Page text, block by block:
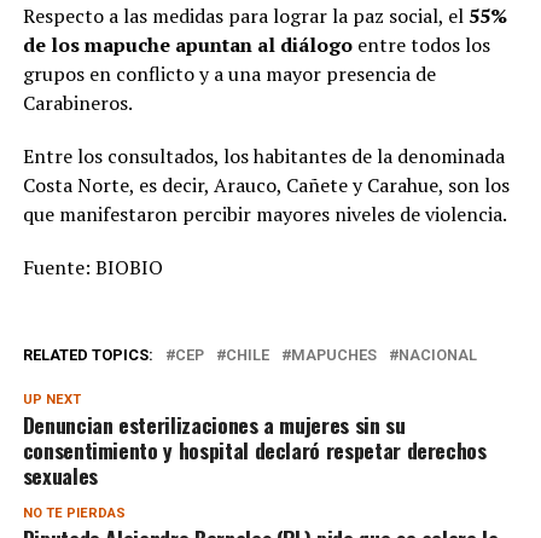
Respecto a las medidas para lograr la paz social, el 55%
de los mapuche apuntan al diálogo entre todos los
grupos en conflicto y a una mayor presencia de
Carabineros.
Entre los consultados, los habitantes de la denominada
Costa Norte, es decir, Arauco, Cañete y Carahue, son los
que manifestaron percibir mayores niveles de violencia.
Fuente: BIOBIO
RELATED TOPICS: CEP CHILE MAPUCHES NACIONAL
UP NEXT
Denuncian esterilizaciones a mujeres sin su
consentimiento y hospital declaró respetar derechos
sexuales
NO TE PIERDAS